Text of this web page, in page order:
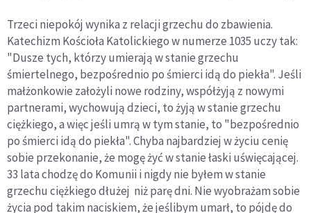
Trzeci niepokój wynika z relacji grzechu do zbawienia.
Katechizm Kościoła Katolickiego w numerze 1035 uczy tak:
"Dusze tych, którzy umierają w stanie grzechu
śmiertelnego, bezpośrednio po śmierci idą do piekła". Jeśli
małżonkowie założyli nowe rodziny, współżyją z nowymi
partnerami, wychowują dzieci, to żyją w stanie grzechu
ciężkiego, a więc jeśli umrą w tym stanie, to "bezpośrednio
po śmierci idą do piekła". Chyba najbardziej w życiu cenię
sobie przekonanie, że mogę żyć w stanie łaski uświęcającej.
33 lata chodzę do Komunii i nigdy nie byłem w stanie
grzechu ciężkiego dłużej niż parę dni. Nie wyobrażam sobie
życia pod takim naciskiem, że jeślibym umarł, to pójdę do